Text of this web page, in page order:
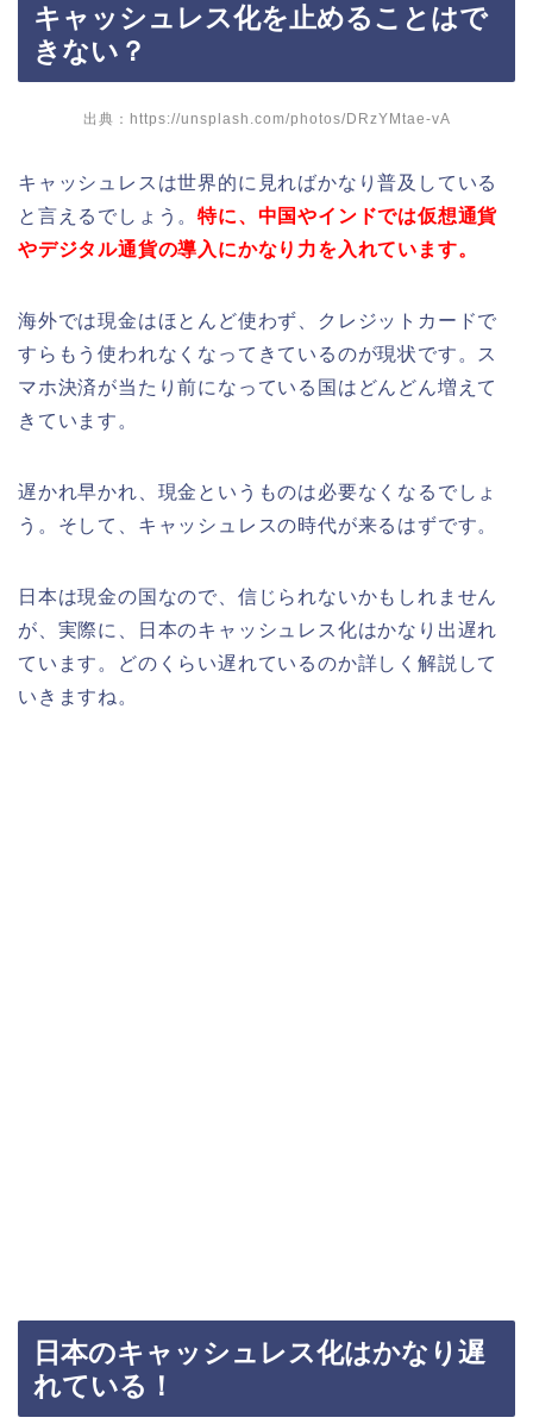
キャッシュレス化を止めることはで
きない？
出典：https://unsplash.com/photos/DRzYMtae-vA
キャッシュレスは世界的に見ればかなり普及している
と言えるでしょう。特に、中国やインドでは仮想通貨
やデジタル通貨の導入にかなり力を入れています。
海外では現金はほとんど使わず、クレジットカードで
すらもう使われなくなってきているのが現状です。ス
マホ決済が当たり前になっている国はどんどん増えて
きています。
遅かれ早かれ、現金というものは必要なくなるでしょ
う。そして、キャッシュレスの時代が来るはずです。
日本は現金の国なので、信じられないかもしれません
が、実際に、日本のキャッシュレス化はかなり出遅れ
ています。どのくらい遅れているのか詳しく解説して
いきますね。
日本のキャッシュレス化はかなり遅
れている！